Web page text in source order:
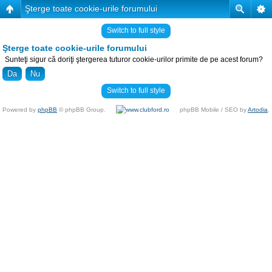
Şterge toate cookie-urile forumului
Switch to full style
Şterge toate cookie-urile forumului
Sunteţi sigur că doriţi ştergerea tuturor cookie-urilor primite de pe acest forum?
Switch to full style
Powered by phpBB © phpBB Group. phpBB Mobile / SEO byArtodia